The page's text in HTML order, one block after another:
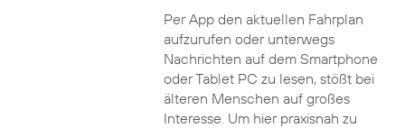
Per App den aktuellen Fahrplan
aufzurufen oder unterwegs
Nachrichten auf dem Smartphone
oder Tablet PC zu lesen, stößt bei
älteren Menschen auf großes
Interesse. Um hier praxisnah zu